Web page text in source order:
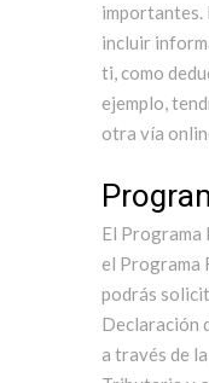
importantes.
incluir
ti, como
ejemplo,
otra vía
El Programa
el Programa
podrás
Declaración
a través de